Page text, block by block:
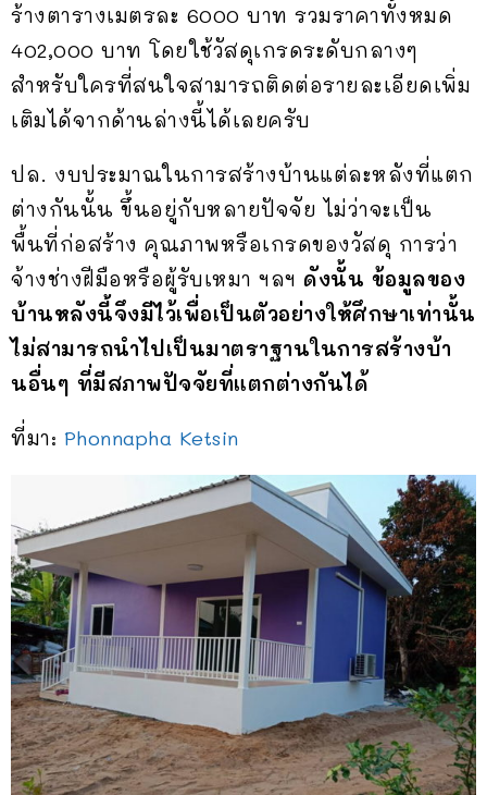
ร้างตารางเมตรละ 6000 บาท รวมราคาทั้งหมด
402,000 บาท โดยใช้วัสดุเกรดระดับกลางๆ
สำหรับใครที่สนใจสามารถติดต่อรายละเอียดเพิ่ม
เติมได้จากด้านล่างนี้ได้เลยครับ
ปล. งบประมาณในการสร้างบ้านแต่ละหลังที่แตก
ต่างกันนั้น ขึ้นอยู่กับหลายปัจจัย ไม่ว่าจะเป็น
พื้นที่ก่อสร้าง คุณภาพหรือเกรดของวัสดุ การว่า
จ้างช่างฝีมือหรือผู้รับเหมา ฯลฯ ดังนั้น ข้อมูลของ
บ้านหลังนี้จึงมีไว้เพื่อเป็นตัวอย่างให้ศึกษาเท่านั้น
ไม่สามารถนำไปเป็นมาตราฐานในการสร้างบ้า
นอื่นๆ ที่มีสภาพปัจจัยที่แตกต่างกันได้
ที่มา: Phonnapha Ketsin